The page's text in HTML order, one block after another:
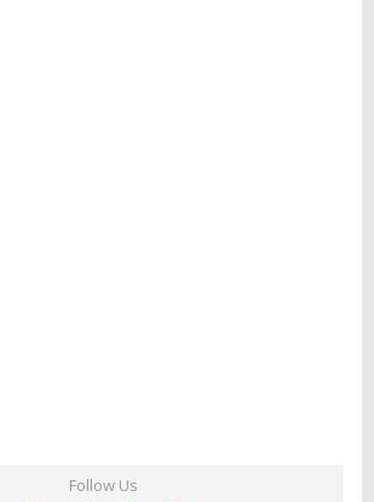
Follow Us